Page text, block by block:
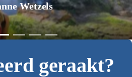
Wetzels
geraakt?